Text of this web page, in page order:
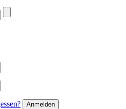
Anmelden